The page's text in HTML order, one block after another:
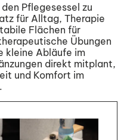
Pflegesessel zu
für Alltag, Therapie
Flächen für
Übungen
kleine Abläufe im
direkt mitplant,
und Komfort im